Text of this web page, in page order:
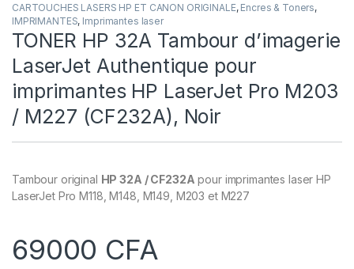
CARTOUCHES LASERS HP ET CANON ORIGINALE, Encres & Toners,
IMPRIMANTES, Imprimantes laser
TONER HP 32A Tambour d’imagerie
LaserJet Authentique pour
imprimantes HP LaserJet Pro M203
/ M227 (CF232A), Noir
Tambour original HP 32A / CF232A pour imprimantes laser HP
LaserJet Pro M118, M148, M149, M203 et M227
69000 CFA